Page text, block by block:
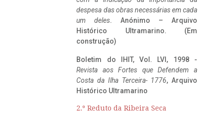
despesa das obras necessárias em cada
um deles. Anónimo – Arquivo
Histórico Ultramarino. (Em
construção)
Boletim do IHIT, Vol. LVI, 1998 -
Revista aos Fortes que Defendem a
Costa da Ilha Terceira- 1776, Arquivo
Histórico Ultramarino
2.º Reduto da Ribeira Seca